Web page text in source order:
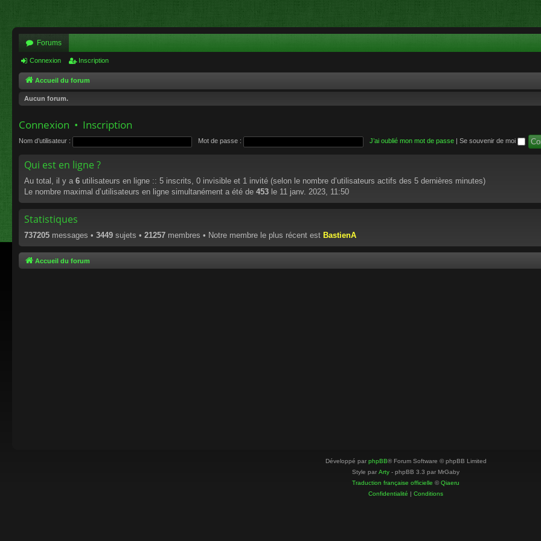
Forums
Connexion Inscription
Accueil du forum
Aucun forum.
Connexion • Inscription
Nom d’utilisateur : Mot de passe : J’ai oublié mon mot de passe Se souvenir de moi
Qui est en ligne ?
Au total, il y a 6 utilisateurs en ligne :: 5 inscrits, 0 invisible et 1 invité (selon le nombre d’utilisateurs actifs des 5 dernières minutes)
Le nombre maximal d’utilisateurs en ligne simultanément a été de 453 le 11 janv. 2023, 11:50
Statistiques
737205 messages • 3449 sujets • 21257 membres • Notre membre le plus récent est BastienA
Accueil du forum
Développé par phpBB® Forum Software © phpBB Limited
Style par Arty - phpBB 3.3 par MrGaby
Traduction française officielle ©Qiaeru
Confidentialité | Conditions